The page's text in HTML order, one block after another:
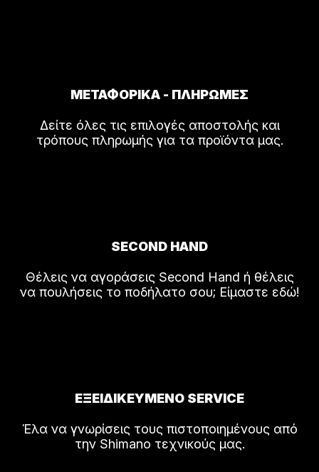
ΜΕΤΑΦΟΡΙΚΑ - ΠΛΗΡΩΜΕΣ
Δείτε όλες τις επιλογές αποστολής και
τρόπους πληρωμής για τα προϊόντα μας.
SECOND HAND
Θέλεις να αγοράσεις Second Hand ή θέλεις
να πουλήσεις το ποδήλατο σου; Είμαστε εδώ!
ΕΞΕΙΔΙΚΕΥΜΕΝΟ SERVICE
Έλα να γνωρίσεις τους πιστοποιημένους από
την Shimano τεχνικούς μας.